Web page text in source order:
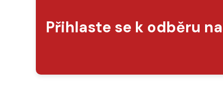
Přihlaste se k odběru